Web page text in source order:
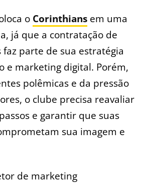
o Corinthians em uma
já que a contratação de
parte de sua estratégia
e marketing digital. Porém,
polêmicas e da pressão
o clube precisa reavaliar
e garantir que suas
sua imagem e
de marketing